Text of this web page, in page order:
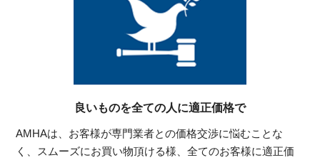
良いものを全ての人に適正価格で
AMHAは、お客様が専門業者との価格交渉に悩むことな
く、スムーズにお買い物頂ける様、全てのお客様に適正価